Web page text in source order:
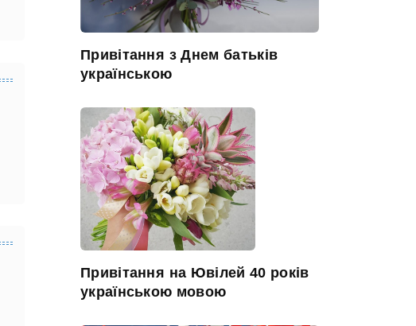
Привітання з Днем батьків
українською
Привітання на Ювілей 40 років
українською мовою